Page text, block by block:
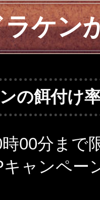
ケン
の餌付け
00分まで
ャンペー